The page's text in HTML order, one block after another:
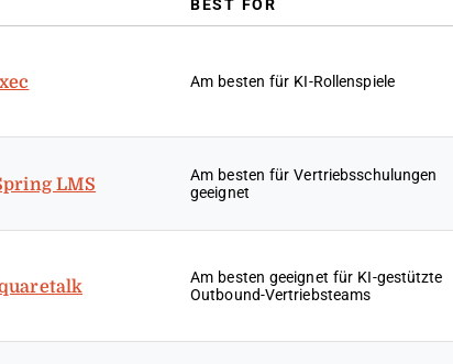
BEST FOR
Am besten für KI-Rollenspiele
LMS
Am besten für Vertriebsschulungen
geeignet
Am besten geeignet für KI-gestützte
Outbound-Vertriebsteams